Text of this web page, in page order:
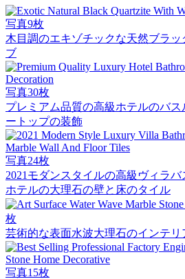
写真9枚
木目調のエキゾチックな天然ブラ
ブ
写真30枚
プレミアム品質の高級ホテルのバ
ートップの装飾
写真24枚
2021モダンスタイルの高級ヴィラ
ホテルの大理石の壁と床のタイル
枚
芸術的な表面水波大理石のインテリ
写真15枚